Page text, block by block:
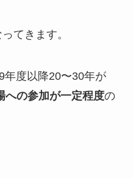
てきます。
年度以降20〜30年が
への参加が一定程度の